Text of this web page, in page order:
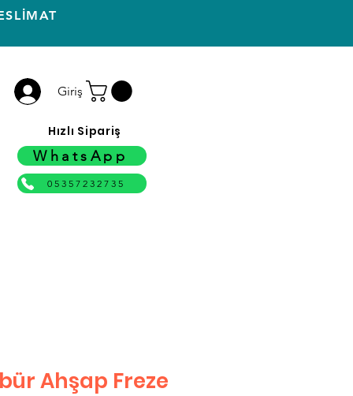
Giriş
Hızlı Sipariş
WhatsApp
05357232735
Ahşap Freze